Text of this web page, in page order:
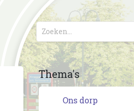
Thema's
Ons dorp